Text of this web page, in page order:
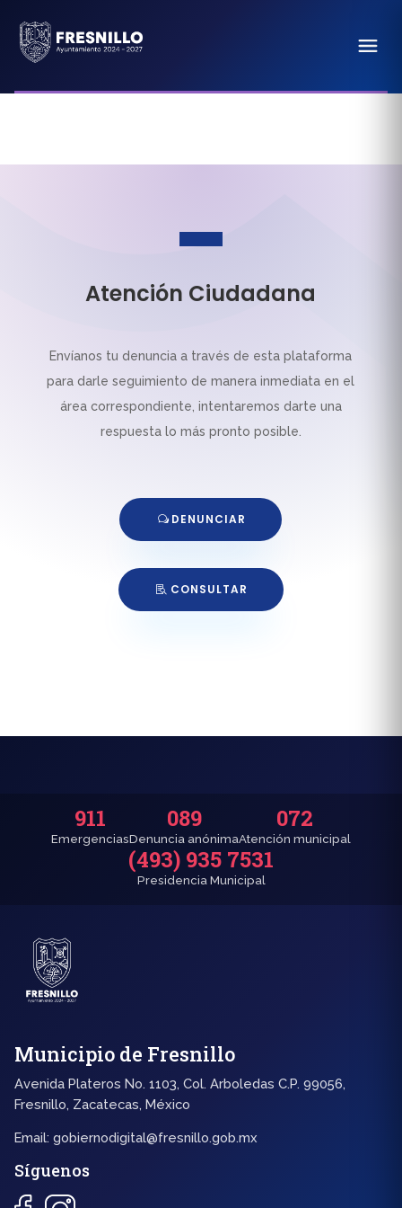
Atención Ciudadana
Envíanos tu denuncia a través de esta plataforma
para darle seguimiento de manera inmediata en el
área correspondiente, intentaremos darte una
respuesta lo más pronto posible.
DENUNCIAR
CONSULTAR
911
Emergencias
089
Denuncia anónima
072
Atención municipal
(493) 935 7531
Presidencia Municipal
Municipio de Fresnillo
Avenida Plateros No. 1103, Col. Arboledas C.P. 99056,
Fresnillo, Zacatecas, México
Email: gobiernodigital@fresnillo.gob.mx
Síguenos